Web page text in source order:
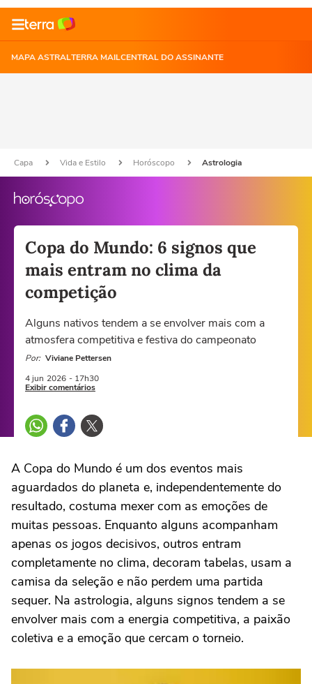
MAPA ASTRALTERRA MAILCENTRAL DO ASSINANTE
Capa Vida e Estilo Horóscopo Astrologia
Copa do Mundo: 6 signos que
mais entram no clima da
competição
Alguns nativos tendem a se envolver mais com a
atmosfera competitiva e festiva do campeonato
Por: Viviane Pettersen
4 jun 2026 - 17h30
Exibir comentários
A Copa do Mundo é um dos eventos mais
aguardados do planeta e, independentemente do
resultado, costuma mexer com as emoções de
muitas pessoas. Enquanto alguns acompanham
apenas os jogos decisivos, outros entram
completamente no clima, decoram tabelas, usam a
camisa da seleção e não perdem uma partida
sequer. Na astrologia, alguns signos tendem a se
envolver mais com a energia competitiva, a paixão
coletiva e a emoção que cercam o torneio.